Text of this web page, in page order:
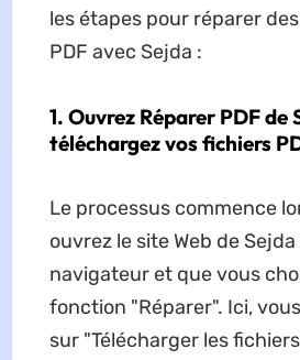
les étapes pour réparer
PDF avec Sejda :
1. Ouvrez Réparer PDF de
téléchargez vos fichiers
Le processus commence
ouvrez le site Web de
navigateur et que vous
fonction "Réparer". Ici,
sur "Télécharger les